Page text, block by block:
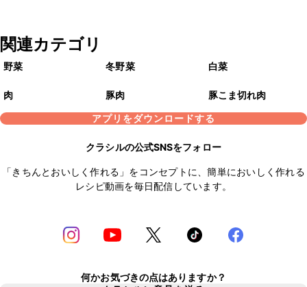
関連カテゴリ
野菜 冬野菜 白菜
肉 豚肉
豚こま切れ肉
アプリをダウンロードする
クラシルの公式SNSをフォロー
「きちんとおいしく作れる」をコンセプトに、簡単においしく作れる
レシピ動画を毎日配信しています。
何かお気づきの点はありますか？